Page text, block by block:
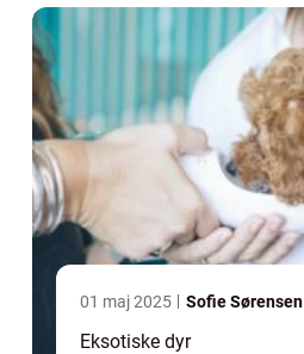
01 maj 2025 Sofie Sørensen
Eksotiske dyr